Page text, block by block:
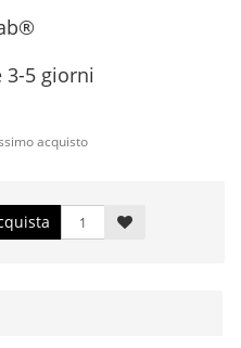
3-5 giorni
acquisto